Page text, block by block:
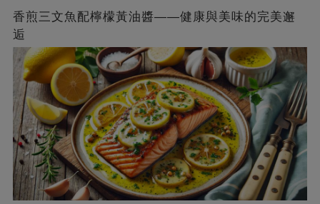
香煎三文魚配檸檬黃油醬——健康與美味的完美邂
逅